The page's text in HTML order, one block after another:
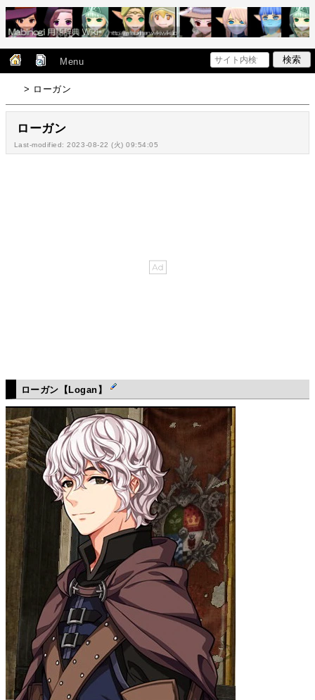
Menu
> ローガン
ローガン
Last-modified: 2023-08-22 (火) 09:54:05
ローガン【Logan】